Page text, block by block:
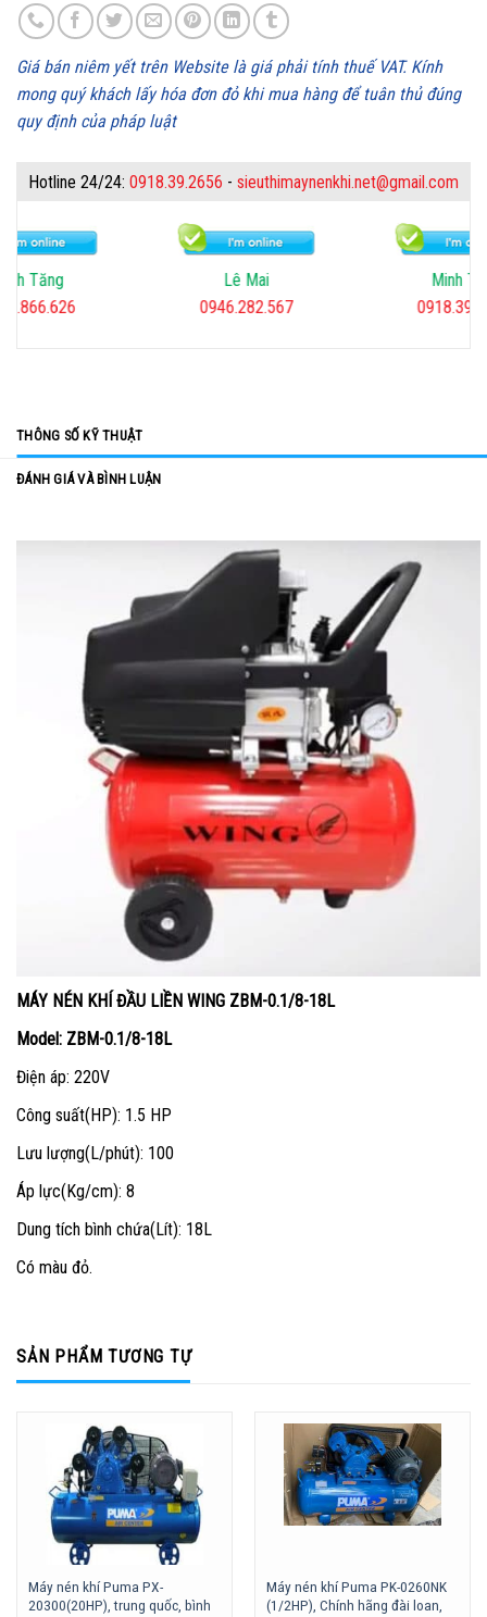
Giá bán niêm yết trên Website là giá phải tính thuế VAT. Kính
mong quý khách lấy hóa đơn đỏ khi mua hàng để tuân thủ đúng
quy định của pháp luật
Hotline 24/24: 0918.39.2656 - sieuthimaynenkhi.net@gmail.com
Minh
Tăng
Lê Mai
0946.282.567
THÔNG SỐ KỸ THUẬT
ĐÁNH GIÁ VÀ BÌNH LUẬN
MÁY NÉN KHÍ ĐẦU LIỀN WING ZBM-0.1/8-18L
Model: ZBM-0.1/8-18L
Điện áp: 220V
Công suất(HP): 1.5 HP
Lưu lượng(L/phút): 100
Áp lực(Kg/cm): 8
Dung tích bình chứa(Lít): 18L
Có màu đỏ.
SẢN PHẨM TƯƠNG TỰ
Máy nén khí Puma PX-
20300(20HP), trung quốc, bình
Máy nén khí Puma PK-0260NK
(1/2HP), Chính hãng đài loan,